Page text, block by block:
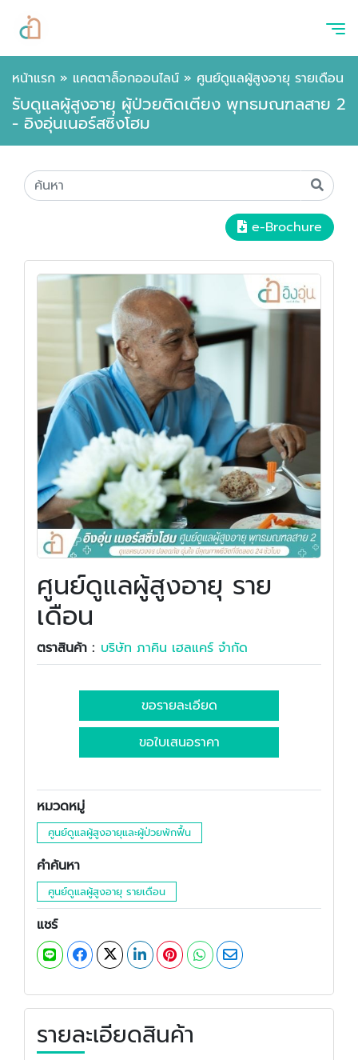
หน้าแรก » แคตตาล็อกออนไลน์ » ศูนย์ดูแลผู้สูงอายุ รายเดือน
รับดูแลผู้สูงอายุ ผู้ป่วยติดเตียง พุทธมณฑลสาย 2
- อิงอุ่นเนอร์สซิ่งโฮม
e-Brochure
ศูนย์ดูแลผู้สูงอายุ ราย
เดือน
ตราสินค้า : บริษัท ภาคิน เฮลแคร์ จำกัด
ขอรายละเอียด
ขอใบเสนอราคา
หมวดหมู่
ศูนย์ดูแลผู้สูงอายุและผู้ป่วยพักฟื้น
คำค้นหา
ศูนย์ดูแลผู้สูงอายุ รายเดือน
แชร์
รายละเอียดสินค้า